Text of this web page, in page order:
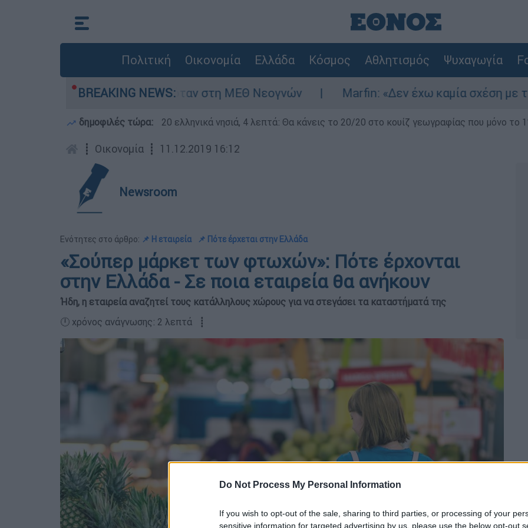
Do Not Process My Personal Information
If you wish to opt-out of the sale, sharing to third parties, or processing of your
sensitive information for targeted advertising by us, please use the below opt-out
Πολιτική Οικονομία Ελλάδα Κόσμος Αθλητισμός Ψυχαγωγία
BREAKING NEWS:
8 ημερών - Νοσηλευόταν στη ΜΕΘ Νεογνών Marfin: «Δεν έχω καμία σχέση με την
δημοφιλές τώρα: 20 ελληνικά νησιά, 4 λεπτά: Θα κάνεις το 20/20 στο κουίζ γεωγραφίας που μόνο το
┋ Οικονομία ┋ 11.12.2019 16:12
Newsroom
Ενότητες στο άρθρο: 📌 Η εταιρεία 📌 Πότε έρχεται στην Ελλάδα
«Σούπερ μάρκετ των φτωχών»: Πότε έρχονται
στην Ελλάδα - Σε ποια εταιρεία θα ανήκουν
Ήδη, η εταιρεία αναζητεί τους κατάλληλους χώρους για να στεγάσει τα καταστήματά της
🕛 χρόνος ανάγνωσης: 2 λεπτά ┋